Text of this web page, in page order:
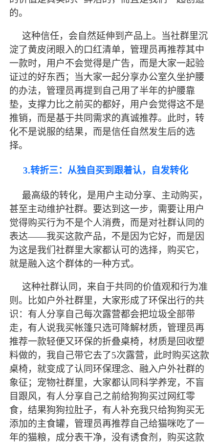
的。
这种信任，会自然延伸到产品上。当社群里沉
淀了黄皮闭眼入的口红清单，管理员再推荐其中
一款时，用户不会觉得是广告，而是大家一起验
证过的好东西；当大家一起分享办公室久坐护腰
的办法，管理员再提到自己用了半年的护腰靠
垫，支撑力比之前买的都好，用户会觉得这不是
推销，而是基于共同需求的真诚推荐。此时，转
化不是说服的结果，而是信任自然发生后的选
择。
3.转折三：从独自买到跟着认，自发转化
最高级的转化，是用户主动分享、主动购买，
甚至主动维护社群。要达到这一步，需要让用户
觉得购买行为不是个人消费，而是对社群认同的
表达——我买这款产品，不是因为它好，而是因
为这是我们社群里大家都认可的选择，购买它，
就是融入这个群体的一种方式。
这种社群认同，来自于共同的价值观和行为准
则。比如户外社群里，大家形成了环保出行的共
识：有人分享自己每次露营都会把垃圾全部带
走，有人说我买帐篷只选可降解材质，管理员再
推荐一款轻便又环保的折叠桌椅，材质是回收塑
料做的，我自己带它去了5次露营，此时购买这款
桌椅，就变成了认同环保理念、融入户外社群的
象征；宠物社群里，大家都认同科学养宠，不盲
目跟风，有人分享自己之前给狗狗买过网红零
食，结果狗狗拉肚子，有人补充我只给狗狗买无
添加的主食罐，管理员再推荐自己给猫咪吃了一
年的猫粮，成分表干净，没有诱食剂，购买这款